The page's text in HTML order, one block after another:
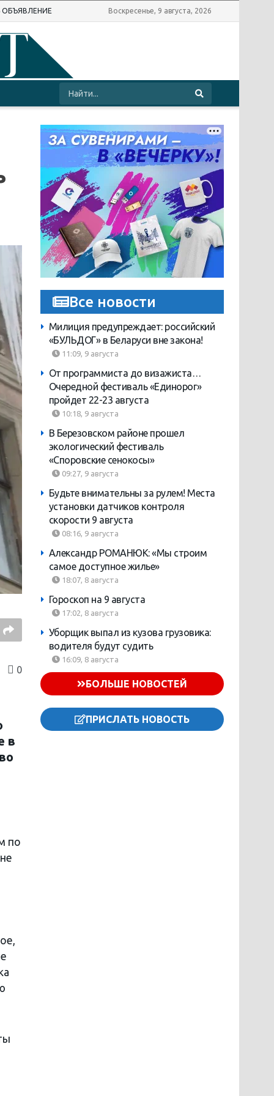
ОБЪЯВЛЕНИЕ Воскресенье, 9 августа, 2026
0
в
по
Все новости
Милиция предупреждает: российский
«БУЛЬДОГ» в Беларуси вне закона!
11:09, 9 августа
От программиста до визажиста…
Очередной фестиваль «Единорог»
пройдет 22-23 августа
10:18, 9 августа
В Березовском районе прошел
экологический фестиваль
«Споровские сенокосы»
09:27, 9 августа
Будьте внимательны за рулем! Места
установки датчиков контроля
скорости 9 августа
08:16, 9 августа
Александр РОМАНЮК: «Мы строим
самое доступное жилье»
18:07, 8 августа
Гороскоп на 9 августа
17:02, 8 августа
Уборщик выпал из кузова грузовика:
водителя будут судить
16:09, 8 августа
БОЛЬШЕ НОВОСТЕЙ
ПРИСЛАТЬ НОВОСТЬ